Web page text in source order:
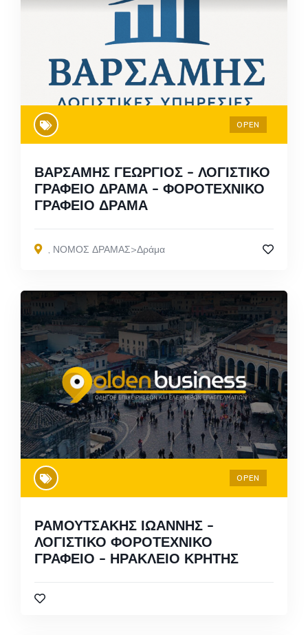
OPEN
ΒΑΡΣΑΜΗΣ ΓΕΩΡΓΙΟΣ – ΛΟΓΙΣΤΙΚΟ
ΓΡΑΦΕΙΟ ΔΡΑΜΑ – ΦΟΡΟΤΕΧΝΙΚΟ
ΓΡΑΦΕΙΟ ΔΡΑΜΑ
, ΝΟΜΟΣ ΔΡΑΜΑΣ>Δράμα
OPEN
ΡΑΜΟΥΤΣΑΚΗΣ ΙΩΑΝΝΗΣ –
ΛΟΓΙΣΤΙΚΟ ΦΟΡΟΤΕΧΝΙΚΟ
ΓΡΑΦΕΙΟ – ΗΡΑΚΛΕΙΟ ΚΡΗΤΗΣ